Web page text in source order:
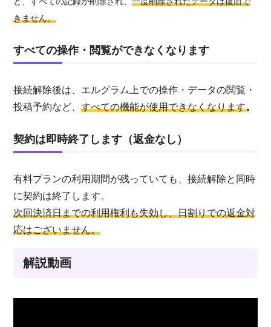
きません。
すべての操作・閲覧ができなくなります
接続解除後は、エルグラム上での操作・データの閲覧・
投稿予約など、すべての機能が使用できなくなります。
契約は即時終了します（返金なし）
有料プランの利用期間が残っていても、接続解除と同時
に契約は終了します。
次回決済日までの利用権利も失効し、日割りでの返金対
応はございません。
解説動画